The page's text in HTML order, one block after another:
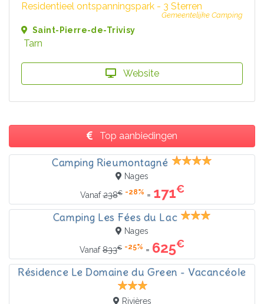
Residentieel ontspanningspark - 3 Sterren
Gemeentelijke Camping
Saint-Pierre-de-Trivisy
Tarn
Website
Top aanbiedingen
Camping Rieumontagné
Nages
Vanaf238€ -28% = 171€
Camping Les Fées du Lac
Nages
Vanaf833€ -25% = 625€
Résidence Le Domaine du Green - Vacancéole
Rivières